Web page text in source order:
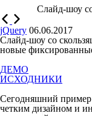
Слайд-шоу
jQuery 06.06.2017
Слайд-шоу со
новые
ДЕМО
ИСХОДНИКИ
Сегодняшний пример
четким дизайном и